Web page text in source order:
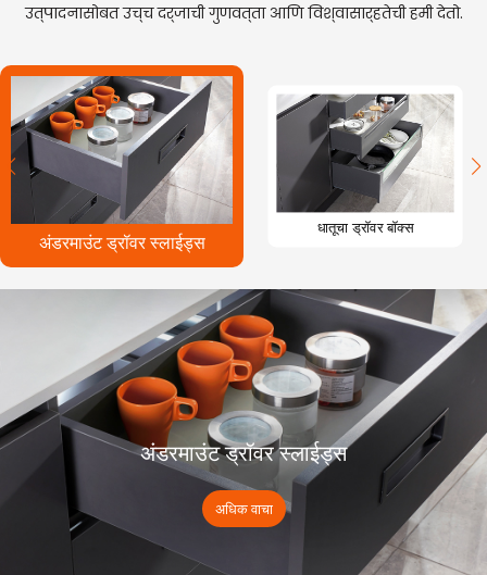
उत्पादनासोबत उच्च दर्जाची गुणवत्ता आणि विश्वासार्हतेची हमी देतो.
अंडरमाउंट ड्रॉवर स्लाईड्स
धातूचा ड्रॉवर बॉक्स
अंडरमाउंट ड्रॉवर स्लाईड्स
अधिक वाचा